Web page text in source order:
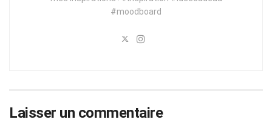
#moodboard
Laisser un commentaire